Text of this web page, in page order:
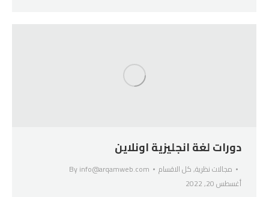
دورات لغة انجليزية اونلاين
مجالات نظرية,كل الاقسام Byinfo@arqamweb.com
أغسطس 20, 2022